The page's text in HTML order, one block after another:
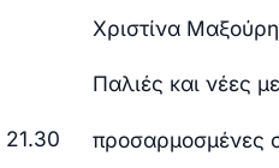
21.30
Χριστίνα Μαξούρη
Παλιές και νέες
προσαρμοσμένες